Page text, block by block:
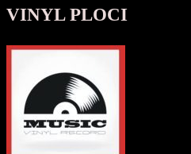
VINYL PLOCI